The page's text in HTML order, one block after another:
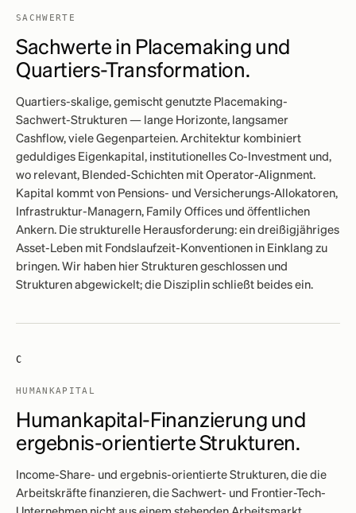
SACHWERTE
Sachwerte in Placemaking und
Quartiers-Transformation.
Quartiers-skalige, gemischt genutzte Placemaking-
Sachwert-Strukturen — lange Horizonte, langsamer
Cashflow, viele Gegenparteien. Architektur kombiniert
geduldiges Eigenkapital, institutionelles Co-Investment und,
wo relevant, Blended-Schichten mit Operator-Alignment.
Kapital kommt von Pensions- und Versicherungs-Allokatoren,
Infrastruktur-Managern, Family Offices und öffentlichen
Ankern. Die strukturelle Herausforderung: ein dreißigjähriges
Asset-Leben mit Fondslaufzeit-Konventionen in Einklang zu
bringen. Wir haben hier Strukturen geschlossen und
Strukturen abgewickelt; die Disziplin schließt beides ein.
C
HUMANKAPITAL
Humankapital-Finanzierung und
ergebnis-orientierte Strukturen.
Income-Share- und ergebnis-orientierte Strukturen, die die
Arbeitskräfte finanzieren, die Sachwert- und Frontier-Tech-